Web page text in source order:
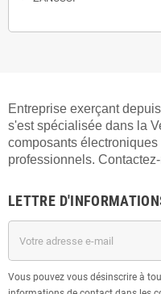
Entreprise exerçant
s'est spécialisée dans la
composants
professionnels.
LETTRE
Vous pouvez vous désinscrire à